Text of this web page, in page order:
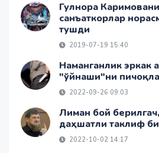
Гулнора Каримовани
санъаткорлар
тушди
2019-07-19 15:40
Наманганлик эркак
"ўйнаши"ни
2022-09-26 09:03
Лиман бой
даҳшатли таклиф
2022-10-02 14:17